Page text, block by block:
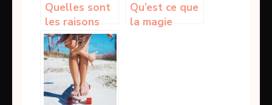
Quelles sont
les raisons
pour
lesquelles
votre chat
vous lèche ?
Qu’est ce que
la magie